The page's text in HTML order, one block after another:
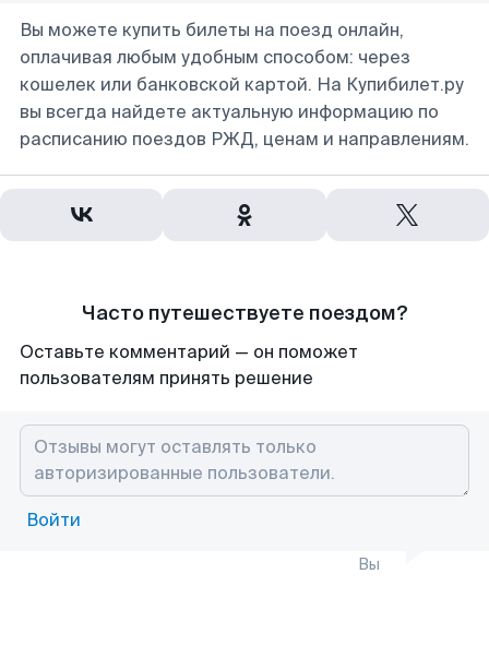
Вы можете купить билеты на поезд онлайн,
оплачивая любым удобным способом: через
кошелек или банковской картой. На Купибилет.ру
вы всегда найдете актуальную информацию по
расписанию поездов РЖД, ценам и направлениям.
Часто путешествуете поездом?
Оставьте комментарий — он поможет
пользователям принять решение
Войти
Вы